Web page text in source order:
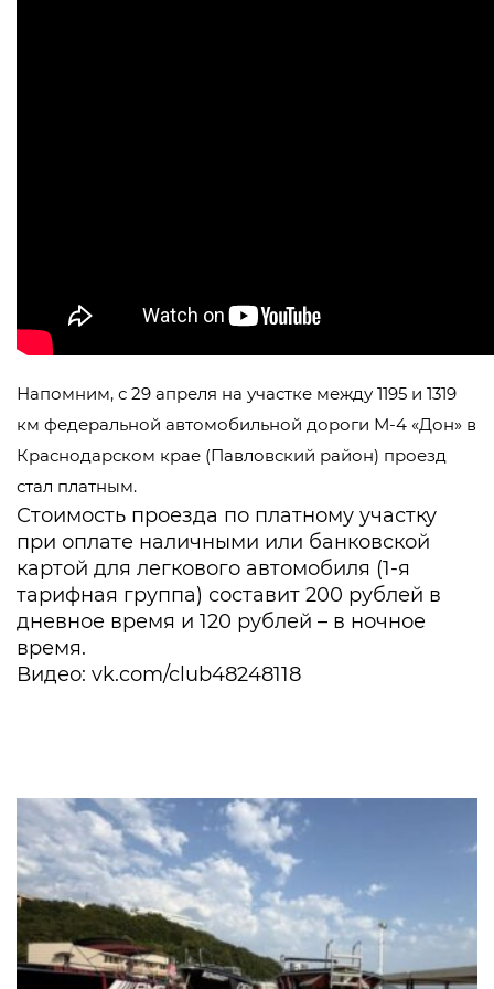
Напомним, с 29 апреля на участке между 1195 и 1319
км федеральной автомобильной дороги М-4 «Дон» в
Краснодарском крае (Павловский район) проезд
стал платным.
Стоимость проезда по платному участку
при оплате наличными или банковской
картой для легкового автомобиля (1-я
тарифная группа) составит 200 рублей в
дневное время и 120 рублей – в ночное
время.
Видео: vk.com/club48248118